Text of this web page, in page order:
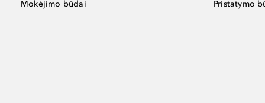
Mokėjimo būdai Pristatymo